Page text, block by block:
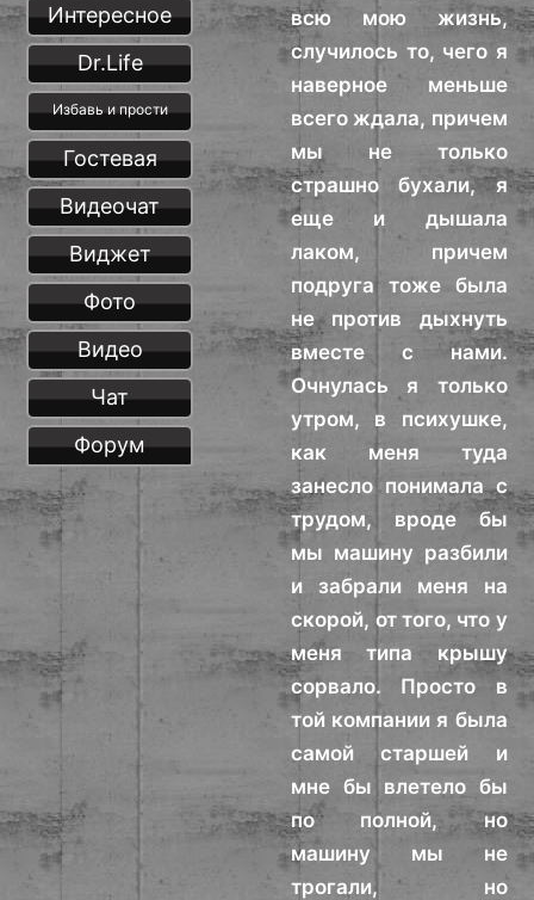
всю мою жизнь,
случилось то, чего я
наверное меньше
всего ждала, причем
мы не только
страшно бухали, я
еще и дышала
лаком, причем
подруга тоже была
не против дыхнуть
вместе с нами.
Очнулась я только
утром, в психушке,
как меня туда
занесло понимала с
трудом, вроде бы
мы машину разбили
и забрали меня на
скорой, от того, что у
меня типа крышу
сорвало. Просто в
той компании я была
самой старшей и
мне бы влетело бы
по полной, но
машину мы не
трогали, но
Интересное
Dr.Life
Избавь и прости
Гостевая
Видеочат
Виджет
Фото
Видео
Чат
Форум